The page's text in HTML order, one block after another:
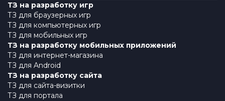
ТЗ на разработку игр
ТЗ для браузерных игр
ТЗ для компьютерных игр
ТЗ для мобильных игр
ТЗ на разработку мобильных приложений
ТЗ для интернет-магазина
ТЗ для Android
ТЗ на разработку сайта
ТЗ для сайта-визитки
ТЗ для портала